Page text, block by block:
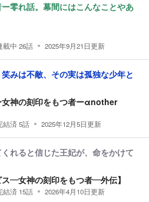
零れ話。幕間にはこんなことやあ
載中 26話 2025年9月21日更新
みは不敵、その実は孤独な少年と
神の刻印をもつ者ーαnother
結済5話 2025年12月5日更新
れると信じた王妃が、命をかけて
ス—女神の刻印をもつ者—外伝】
結済 15話 2026年4月10日更新